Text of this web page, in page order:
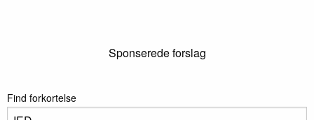
Sponserede forslag
Find forkortelse